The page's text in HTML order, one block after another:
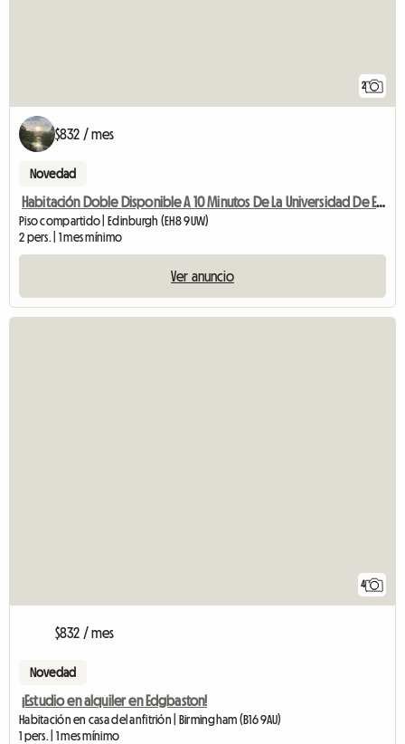
2
$832 / mes
Novedad
Habitación Doble Disponible A 10 Minutos De La Universidad De Edimburgo Bui
Piso compartido | Edinburgh (EH8 9UW)
2 pers. | 1 mes mínimo
Ver anuncio
4
$832 / mes
Novedad
¡Estudio en alquiler en Edgbaston!
Habitación en casa del anfitrión | Birmingham (B16 9AU)
1 pers. | 1 mes mínimo